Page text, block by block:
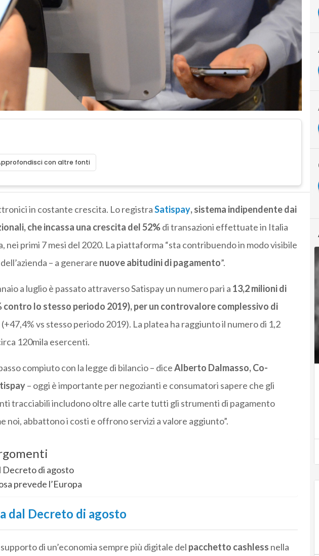
con altre fonti
in costante crescita. Lo registraSatispay, sistema indipendente dai
che incassa una crescita del 52%di transazioni effettuate in Italia
nei primi 7 mesi del 2020. La piattaforma “sta contribuendo in modo visibile
– a generare nuove abitudini di pagamento”.
a luglio è passato attraverso Satispay un numero pari a 13,2 milioni di
contro lo stesso periodo 2019), per un controvalore complessivo di
(+47,4% vs stesso periodo 2019). La platea ha raggiunto il numero di 1,2
120mila esercenti.
compiuto con la legge di bilancio – diceAlberto Dalmasso, Co-
– oggi è importante per negozianti e consumatori sapere che gli
tracciabili includono oltre alle carte tutti gli strumenti di pagamento
noi, abbattono i costi e offrono servizi a valore aggiunto”.
Decreto di agosto
prevede l’Europa
dal Decreto di agosto
di un’economia sempre più digitale del pacchetto cashless nella